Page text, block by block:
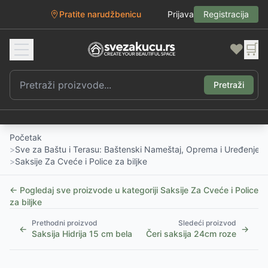
Pratite narudžbenicu Prijava Registracija
❤️ 🛒
Pretraži
Početak
>Sve za Baštu i Terasu: Baštenski Nameštaj, Oprema i Uređenje
>Saksije Za Cveće i Police za biljke
← Pogledaj sve proizvode u kategoriji Saksije Za Cveće i Police
za biljke
←
Prethodni proizvod
Saksija Hidrija 15 cm bela
Sledeći proizvod
Čeri saksija 24cm roze →